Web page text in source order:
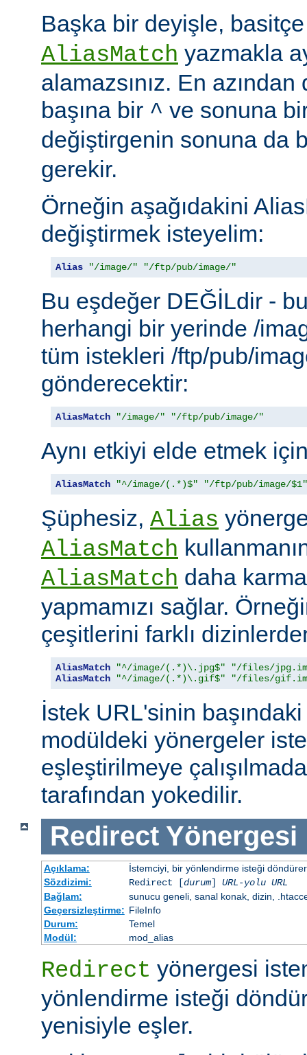
Başka bir deyişle,
AliasMatch yazmakla
alamazsınız. En
başına bir ^ ve sonuna
değiştirgenin sonuna da
gerekir.
Örneğin aşağıdakini
değiştirmek isteyelim:
Alias "/image/" "/ftp/pub/image/"
Bu eşdeğer DEĞİLdir -
herhangi bir yerinde /
tüm istekleri /ftp/pub/
gönderecektir:
AliasMatch "/image/" "/ftp/pub/image/"
Aynı etkiyi elde etmek
AliasMatch "^/image/(.*)$" "/ftp/pub/image/$1"
Şüphesiz, Alias
AliasMatch
AliasMatch daha
yapmamızı sağlar.
çeşitlerini farklı
AliasMatch "^/image/(.*)\.jpg$"
"/files/
AliasMatch
"^/image/(.*)\.gif$" "/files/
İstek URL'sinin
modüldeki yönergeler
eşleştirilmeye
tarafından yokedilir.
Redirect Yönergesi
Açıklama:
İstemciyi, bir yönlendirme isteği
Sözdizimi:
Redirect [durum] URL-yolu URL
Bağlam:
sunucu geneli, sanal konak, dizin,
Geçersizleştirme: FileInfo
Durum:
Temel
Modül:
mod_alias
Redirect yönergesi
yönlendirme isteği
yenisiyle eşler.